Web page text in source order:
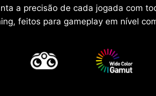
a precisão de cada jogada com
feitos para gameplay em nível